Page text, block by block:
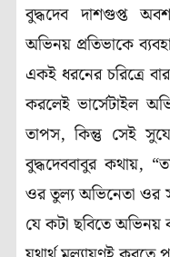
বুদ্ধদেব দাশগুপ্ত
অভিনয় প্রতিভাকে
একই ধরনের চরিত্রে
করলেই ভার্সেটাইল
তাপস, কিন্তু সেই
বুদ্ধদেববাবুর কথায়,
ওর তুল্য অভিনেতা ওর
যে কটা ছবিতে অভিনয়